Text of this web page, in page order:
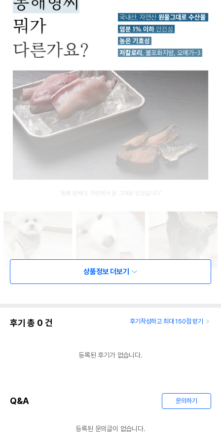
상품정보 더보기
후기 총 0 건 후기작성하고 최대 150점 받기
등록된 후기가 없습니다.
Q&A 문의하기
등록된 문의글이 없습니다.